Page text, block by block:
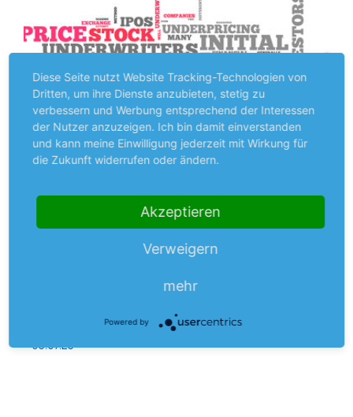
IPO der Thyssenkrupp-Tochter wird
Thyssenkrupp nimmt immer mehr Gestalt an. Nun wurde
03.07.23
Diese Seite nutzt Website Tracking-Technologien von
Dritten, um ihre Dienste anzubieten, stetig zu
verbessern und Werbung entsprechend der Interessen
der Nutzer anzuzeigen. Ich bin damit einverstanden
und kann meine Einwilligung jederzeit mit Wirkung für
die Zukunft widerrufen oder ändern.
Akzeptieren
Verweigern
mehr
Powered by